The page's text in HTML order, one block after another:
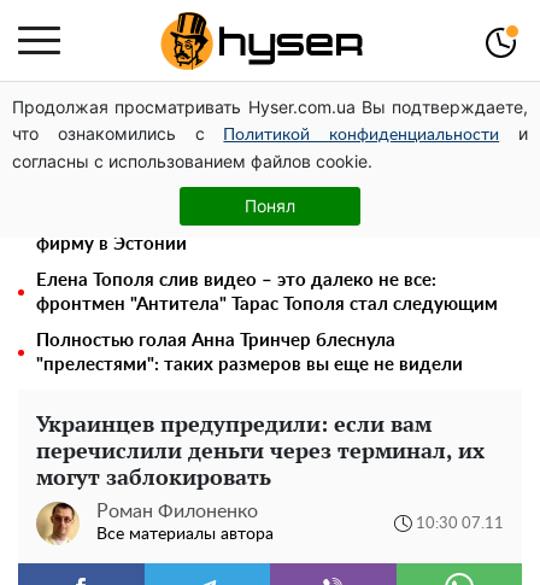
Продолжая просматривать Hyser.com.ua Вы подтверждаете,
что ознакомились с
Политикой конфиденциальности
и
согласны с использованием файлов cookie.
Понял
Украинская авиатранспортная ассоциация обратилась
в Минфин с призывом унифицировать
налогообложение авиализинга
Дроны с наценкой: Александр Конотопский вывел
миллионы оборонного бюджета через фиктивную
фирму в Эстонии
Елена Тополя слив видео – это далеко не все:
фронтмен "Антитела" Тарас Тополя стал следующим
Полностью голая Анна Тринчер блеснула
"прелестями": таких размеров вы еще не видели
Украинцев предупредили: если вам
перечислили деньги через терминал, их
могут заблокировать
Роман Филоненко
Все материалы автора
10:30 07.11